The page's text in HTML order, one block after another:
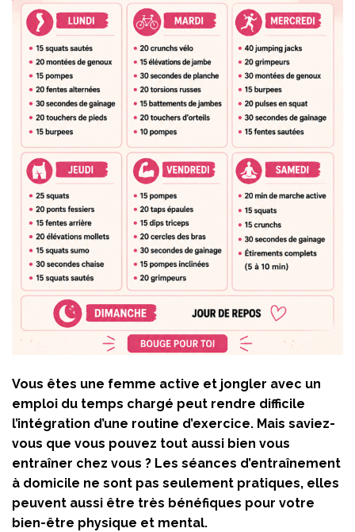
Vous êtes une femme active et jongler avec un
emploi du temps chargé peut rendre difficile
l’intégration d’une routine d’exercice. Mais saviez-
vous que vous pouvez tout aussi bien vous
entraîner chez vous ? Les séances d’entraînement
à domicile ne sont pas seulement pratiques, elles
peuvent aussi être très bénéfiques pour votre
bien-être physique et mental.